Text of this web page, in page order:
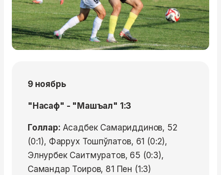
9 ноябрь
"Насаф" - "Машъал" 1:3
Голлар: Асадбек Самариддинов, 52
(0:1), Фаррух Тошпўлатов, 61 (0:2),
Элнурбек Саитмуратов, 65 (0:3),
Самандар Тоиров, 81 Пен (1:3)